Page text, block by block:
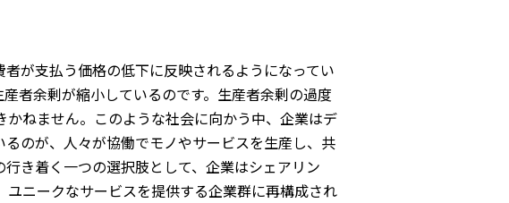
が支払う価格の低下に反映されるようになってい
者余剰が縮小しているのです。生産者余剰の過度
ねません。このような社会に向かう中、企業はデ
のが、人々が協働でモノやサービスを生産し、共
き着く一つの選択肢として、企業はシェアリン
ニークなサービスを提供する企業群に再構成され